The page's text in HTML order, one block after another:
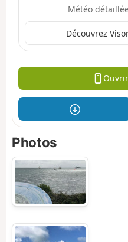
Météo
Découvrez
Photos